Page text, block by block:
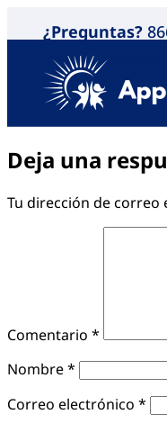
¿Preguntas?
Deja una
Tu dirección de correo
Comentario *
Nombre*
Correo electrónico *